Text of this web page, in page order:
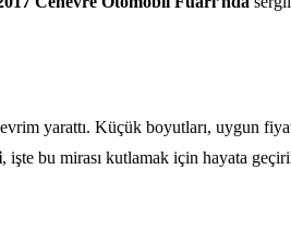
yarattı. Küçük boyutları, uygun
, işte bu mirası kutlamak için hayata